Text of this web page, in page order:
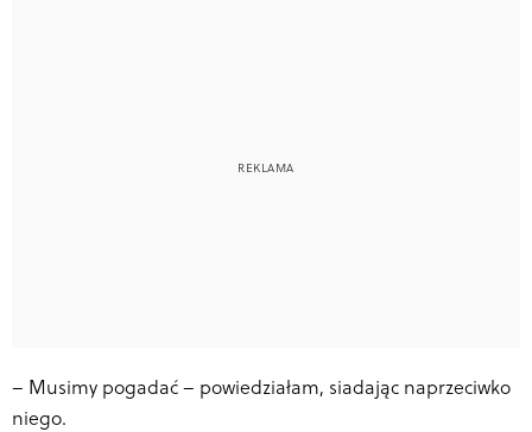
– Musimy pogadać – powiedziałam, siadając naprzeciwko
niego.